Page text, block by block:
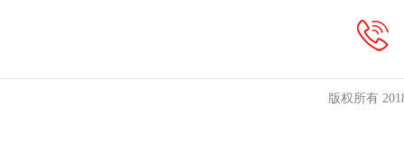
版权所有